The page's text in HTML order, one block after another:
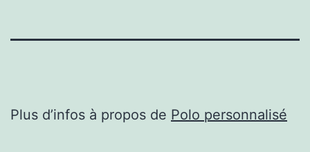
Plus d’infos à propos de Polo personnalisé